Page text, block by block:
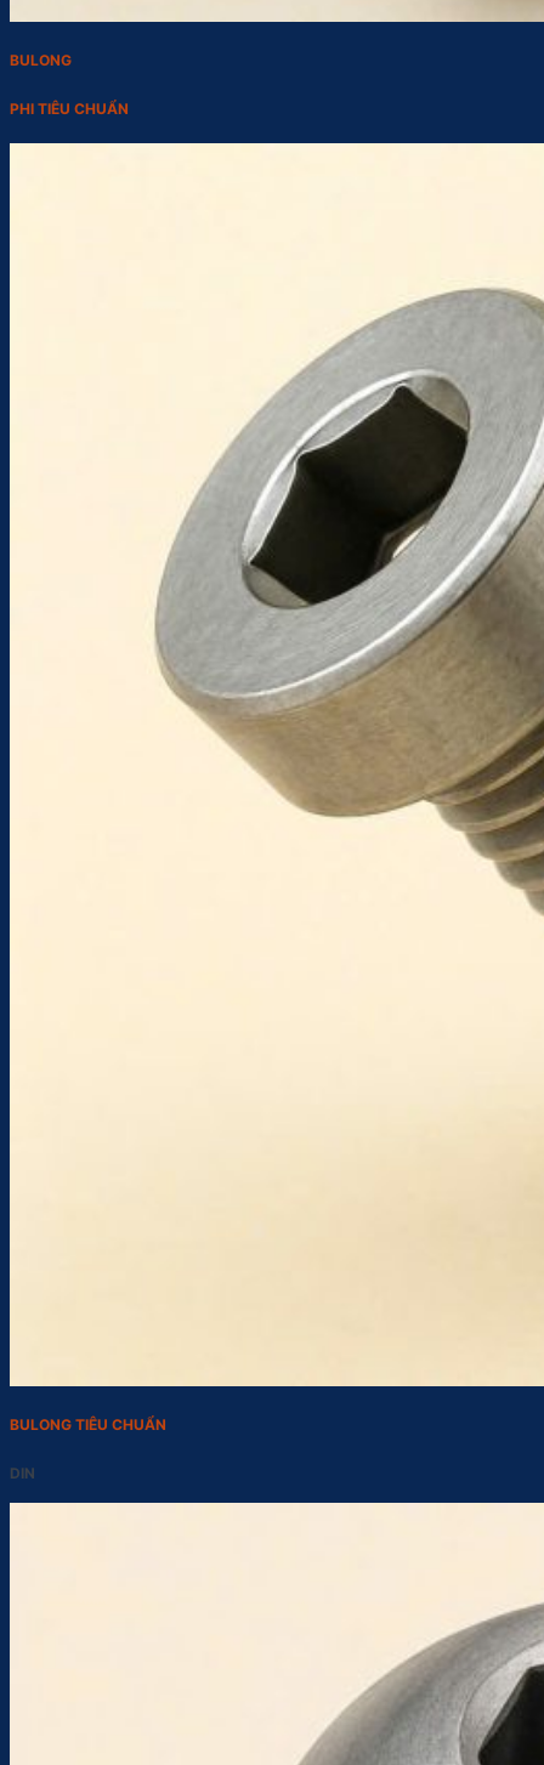
BULONG
PHI TIÊU CHUẨN
BULONG TIÊU CHUẨN
DIN